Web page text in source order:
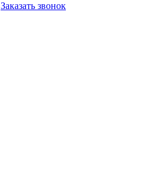
Заказать звонок